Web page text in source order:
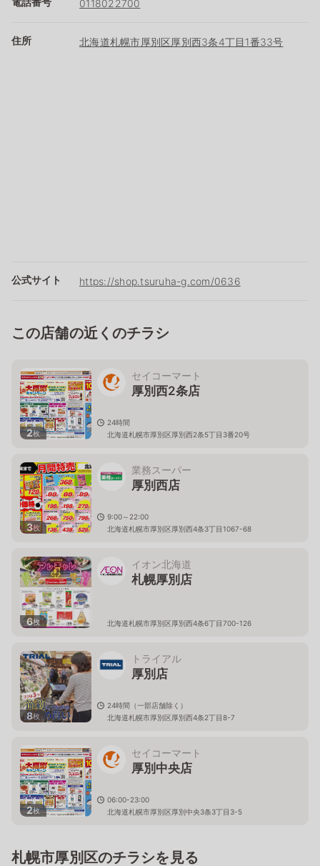
0118022700
住所 北海道札幌市厚別区厚別西3条4丁目1番33号
公式サイト https://shop.tsuruha-g.com/0636
この店舗の近くのチラシ
2枚
セイコーマート
厚別西2条店
24時間
北海道札幌市厚別区厚別西2条5丁目3番20号
3枚
業務スーパー
厚別西店
9:00～22:00
北海道札幌市厚別区厚別西4条3丁目1067-68
6枚
イオン北海道
札幌厚別店
北海道札幌市厚別区厚別西4条6丁目700-126
8枚
トライアル
厚別店
24時間（一部店舗除く）
北海道札幌市厚別区厚別西4条2丁目8-7
2枚
セイコーマート
厚別中央店
06:00-23:00
北海道札幌市厚別区厚別中央3条3丁目3-5
札幌市厚別区のチラシを見る